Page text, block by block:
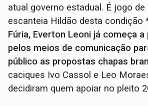
atual governo estadual. É jogo
escanteia Hildão desta condição
Fúria, Everton Leoni já começa
pelos meios de comunicação
público as propostas chapas
caciques Ivo Cassol e Leo
decidiram quem apoiar no pleito